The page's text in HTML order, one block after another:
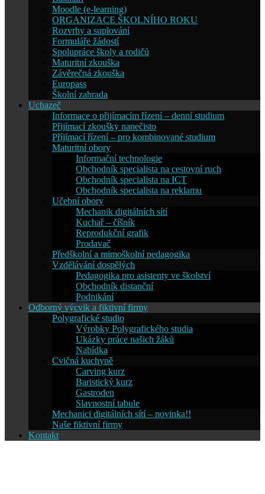
Moodle (e-learning)
ORGANIZACE ŠKOLNÍHO ROKU
Rozvrhy a suplování
Formuláře žádostí
Spolupráce školy a rodičů
Maturitní zkouška
Závěrečná zkouška
Europass
Školní zahrada
Uchazeč
Informace o přijímacím řízení – denní studium
Přijímací zkoušky nanečisto
Příjímací řízení – pro kombinované studium
Maturitní obory
Informační technologie
Obchodník specialista na cestovní ruch
Obchodník specialista na ICT
Obchodník specialista na reklamu
Učební obory
Mechanik digitálních sítí
Kuchař – číšník
Reprodukční grafik
Prodavač
Předškolní a mimoškolní pedagogika
Vzdělávání dospělých
Pedagogika pro asistenty ve školství
Obchodník distanční
Podnikání
Odborný výcvik a fiktivní firmy
Polygrafické studio
Výrobky Polygrafického studia
Ukázky práce našich žáků
Nabídka
Cvičná kuchyně
Carving kurz
Baristický kurz
Gastroden
Slavnostní tabule
Mechanici digitálních sítí – novinka!!
Naše fiktivní firmy
Kontakt